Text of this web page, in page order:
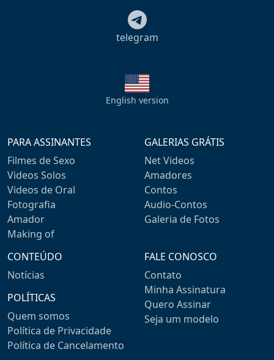
telegram
English version
PARA ASSINANTES
Filmes de Sexo
Videos Solos
Videos de Oral
Fotografia
Amador
Making of
GALERIAS GRÁTIS
Net Videos
Amadores
Contos
Audio-Contos
Galeria de Fotos
CONTEÚDO
Notícias
POLÍTICAS
Quem somos
Política de Privacidade
Política de Cancelamento
FALE CONOSCO
Contato
Minha Assinatura
Quero Assinar
Seja um modelo